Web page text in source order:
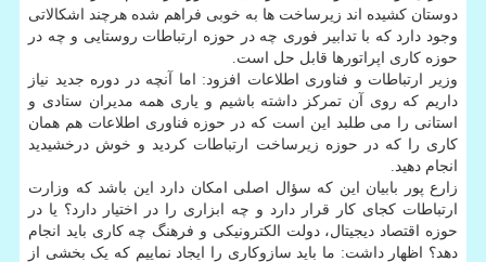
دوستان کشیده اند زیرساخت ها به خوبی فراهم شده هرچند اشکالاتی
وجود دارد که با تدابیر فوری چه در حوزه ارتباطات روستایی و چه در
حوزه کاری اپراتورها قابل حل است.
وزیر ارتباطات و فناوری اطلاعات افزود: اما آنچه در دوره جدید نیاز
داریم که روی آن تمرکز داشته باشیم و یاری همه مدیران ستادی و
استانی را می طلبد این است که در حوزه فناوری اطلاعات هم همان
کاری را که در حوزه زیرساخت ارتباطات کردید و خوش درخشیدید
انجام دهید.
زارع پور بابیان این که سؤال اصلی امکان دارد این باشد که وزارت
ارتباطات کجای کار قرار دارد و چه ابزاری را در اختیار دارد؟ یا در
حوزه اقتصاد دیجیتال، دولت الکترونیکی و فرهنگ چه کاری باید انجام
دهد؟ اظهار داشت: ما باید سازوکاری را ایجاد نماییم که یک بخشی از